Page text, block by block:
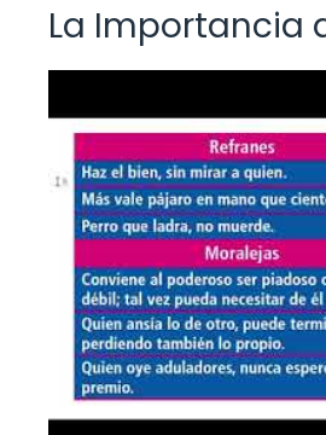
La Importancia